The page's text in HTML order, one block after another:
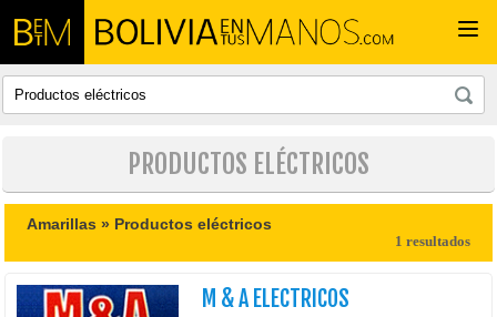
PRODUCTOS ELÉCTRICOS
Amarillas » Productos eléctricos
1 resultados
M & A ELECTRICOS